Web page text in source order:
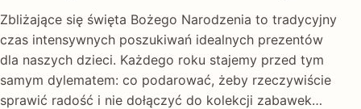
Zbliżające się święta Bożego Narodzenia to tradycyjny
czas intensywnych poszukiwań idealnych prezentów
dla naszych dzieci. Każdego roku stajemy przed tym
samym dylematem: co podarować, żeby rzeczywiście
sprawić radość i nie dołączyć do kolekcji zabawek…